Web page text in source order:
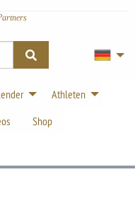
Athleten
Shop